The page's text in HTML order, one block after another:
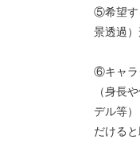
⑤希望す
景透過）
⑥キャラ
（身長
デル等
だける